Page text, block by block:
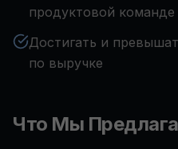
продуктовой команде
Достигать и
по выручке
Что Мы